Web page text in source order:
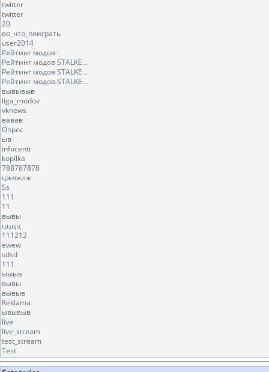
twitter
twitter
20
во_что_поиграть
user2014
Рейтинг модов
Рейтинг модов STALKE...
Рейтинг модов STALKE...
Рейтинг модов STALKE...
вывывыв
liga_modov
vknews
вавав
Опрос
ыв
infocentr
kopilka
788787878
цжлжлж
Ss
111
11
вывы
цццц
111212
ewew
sdsd
111
ыыыв
вывы
вывыв
Reklama
ывывыв
live
live_stream
test_stream
Test